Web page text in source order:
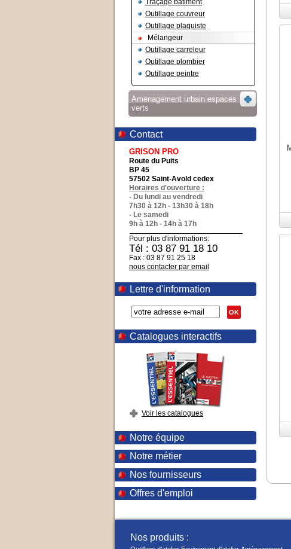
Traçage bâtiment
Outillage couvreur
Outillage plaquiste
Mélangeur
Outillage carreleur
Outillage plombier
Outillage peintre
Aménagement urbain espaces
verts
Contact
GRISON PRO
Route du Puits
BP 45
57502 Saint-Avold cedex
Horaires d'ouverture :
- Du lundi au vendredi
7h30 à 12h - 13h30 à 18h
- Le samedi
9h à 12h - 14h à 17h
Pour plus d'informations:
Tél : 03 87 91 18 10
Fax : 03 87 91 25 18
nous contacter par email
Lettre d'information
OK
Catalogues interactifs
Voir les catalogues
Notre équipe
Notre métier
Nos fournisseurs
Offres d'emploi
Nos produits :